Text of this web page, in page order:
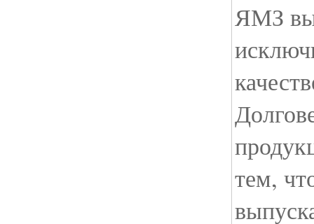
ЯМЗ
тем,